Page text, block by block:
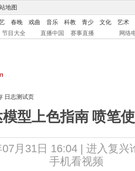
地图
春晚 戏曲 音乐 科教 青少 文化
艺术
节目大全 直播中国 赛事直播 网络
日志测试页
型上色指南 喷笔
月31日 16:04 | 进入复兴
手机看视频